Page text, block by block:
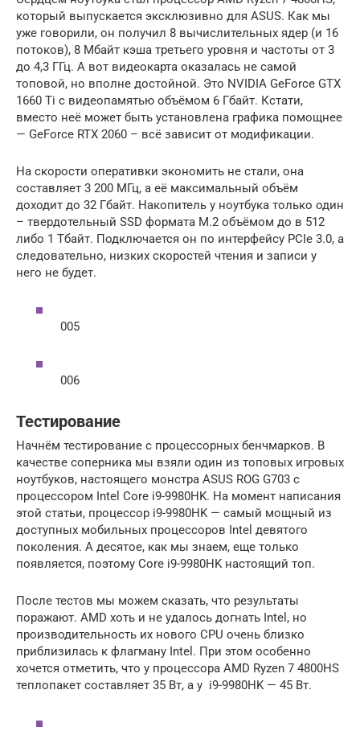
который выпускается эксклюзивно для ASUS. Как мы
уже говорили, он получил 8 вычислительных ядер (и 16
потоков), 8 Мбайт кэша третьего уровня и частоты от 3
до 4,3 ГГц. А вот видеокарта оказалась не самой
топовой, но вполне достойной. Это NVIDIA GeForce GTX
1660 Ti с видеопамятью объёмом 6 Гбайт. Кстати,
вместо неё может быть установлена графика помощнее
— GeForce RTX 2060 – всё зависит от модификации.
На скорости оперативки экономить не стали, она
составляет 3 200 МГц, а её максимальный объём
доходит до 32 Гбайт. Накопитель у ноутбука только один
– твердотельный SSD формата M.2 объёмом до в 512
либо 1 Тбайт. Подключается он по интерфейсу PCIe 3.0, а
следовательно, низких скоростей чтения и записи у
него не будет.
005
006
Тестирование
Начнём тестирование с процессорных бенчмарков. В
качестве соперника мы взяли один из топовых игровых
ноутбуков, настоящего монстра ASUS ROG G703 с
процессором Intel Core i9-9980HK. На момент написания
этой статьи, процессор i9-9980HK — самый мощный из
доступных мобильных процессоров Intel девятого
поколения. А десятое, как мы знаем, еще только
появляется, поэтому Core i9-9980HK настоящий топ.
После тестов мы можем сказать, что результаты
поражают. AMD хоть и не удалось догнать Intel, но
производительность их нового CPU очень близко
приблизилась к флагману Intel. При этом особенно
хочется отметить, что у процессора AMD Ryzen 7 4800HS
теплопакет составляет 35 Вт, а у i9-9980HK — 45 Вт.